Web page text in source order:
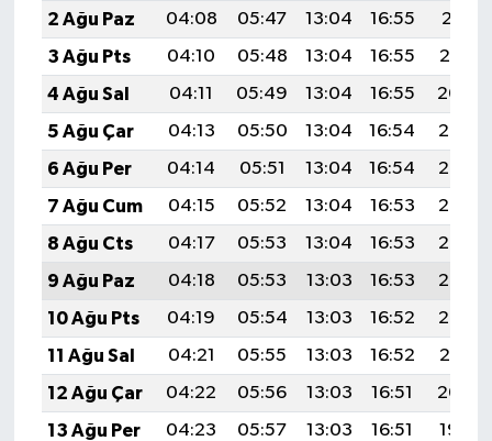
2 Ağu Paz
04:08 05:47 13:04 16:55
20:11
3 Ağu Pts
04:10 05:48 13:04 16:55
20:10
4 Ağu Sal
04:11 05:49 13:04 16:55
20:09
5 Ağu Çar
04:13 05:50 13:04 16:54
20:08
6 Ağu Per
04:14 05:51 13:04 16:54
20:07
7 Ağu Cum
04:15 05:52 13:04 16:53
20:06
8 Ağu Cts
04:17 05:53 13:04 16:53
20:05
9 Ağu Paz
04:18 05:53 13:03 16:53
20:03
10 Ağu Pts
04:19 05:54 13:03 16:52
20:02
11 Ağu Sal
04:21 05:55 13:03 16:52
20:01
12 Ağu Çar
04:22 05:56 13:03 16:51
20:00
13 Ağu Per
04:23 05:57 13:03 16:51
19:59